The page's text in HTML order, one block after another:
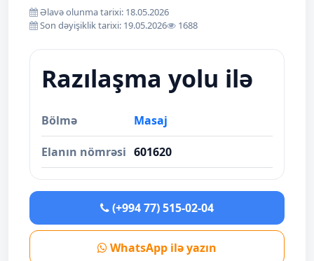
Əlavə olunma tarixi: 18.05.2026
Son dəyişiklik tarixi: 19.05.2026
1688
Razılaşma yolu ilə
Bölmə Masaj
Elanın nömrəsi 601620
(+994 77) 515-02-04
WhatsApp ilə yazın